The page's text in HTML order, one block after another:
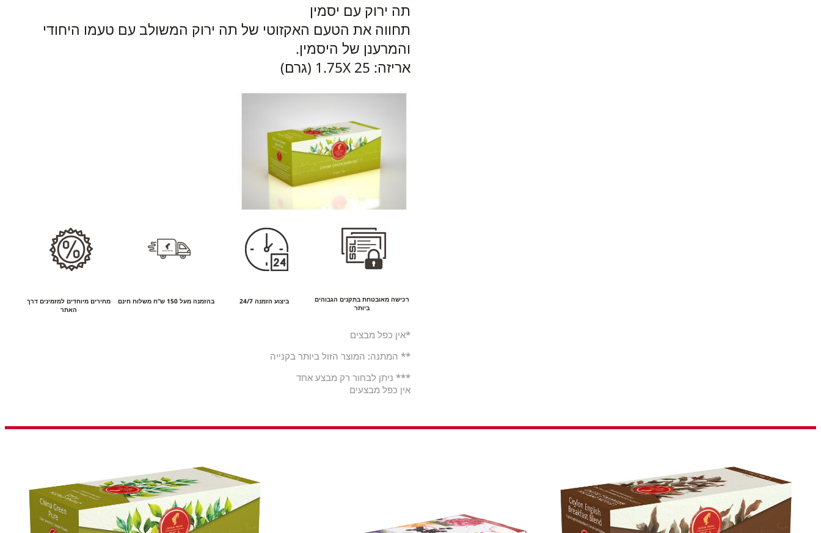
תה ירוק עם יסמין
תחווה את הטעם האקזוטי של תה ירוק המשולב עם טעמו היחודי
והמרענן של היסמין.
אריזה: 25 1.75X (גרם)
רכישה מאובטחת בתקנים הגבוהים
ביותר
ביצוע הזמנה 24/7 בהזמנה מעל 150 ש”ח משלוח חינם
מחירים מיוחדים למזמינים דרך
האתר
*אין כפל מבצים
** המתנה: המוצר הזול ביותר בקנייה
*** ניתן לבחור רק מבצע אחד
אין כפל מבצעים